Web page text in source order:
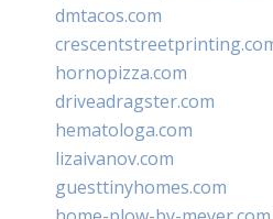
dmtacos.com
hornopizza.com
driveadragster.com
hematologa.com
lizaivanov.com
guesttinyhomes.com